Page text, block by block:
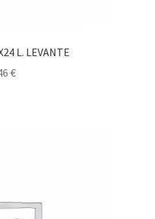
L. LEVANTE
€